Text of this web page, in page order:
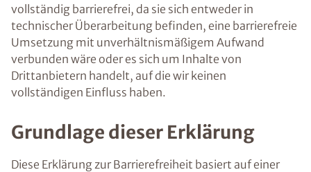
vollständig barrierefrei, da sie sich entweder in
technischer Überarbeitung befinden, eine barrierefreie
Umsetzung mit unverhältnismäßigem Aufwand
verbunden wäre oder es sich um Inhalte von
Drittanbietern handelt, auf die wir keinen
vollständigen Einfluss haben.
Grundlage dieser Erklärung
Diese Erklärung zur Barrierefreiheit basiert auf einer